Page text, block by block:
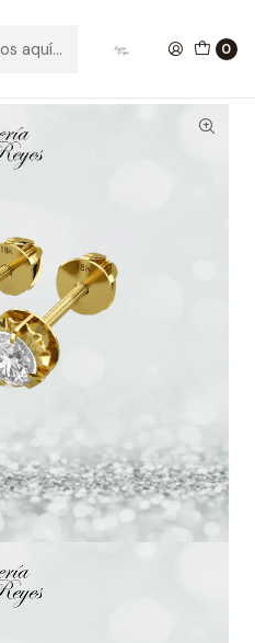
0
18 kilates 1.0 grs aprox.